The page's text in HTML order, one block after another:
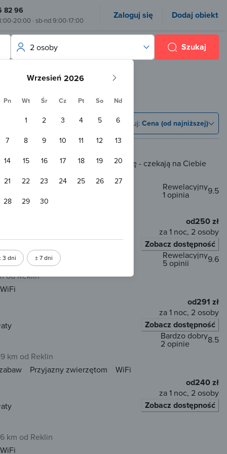
82 96
20:00 · sb-nd 9:00-17:00 Zaloguj się Dodaj obiekt
Wrzesień
Pn Wt Śr Cz Pt So Nd
1 2 3 4 5
6
7
8 9 10 11 12
13
14
15 16 17 18 19
20
21
22 23 24 25 26
27
28
29 30
3 dni ± 7 dni
2 osoby Szukaj
Sortuj: Cena (od najniższej)
rezerwacji online, ale nie martw się - czekają na Ciebie
od Reklin
9.5
Rewelacyjny
1 opinia
od250 zł
za 1 noc, 2 osoby
Zobacz dostępność
od Reklin
9.6
Rewelacyjny
5 opinii
WiFi
od291 zł
za 1 noc, 2 osoby
Zobacz dostępność
km od Reklin
8.5
Bardzo dobry
2 opinie
Przyjazny zwierzętom
WiFi
od240 zł
za 1 noc, 2 osoby
Zobacz dostępność
km od Reklin
WiFi